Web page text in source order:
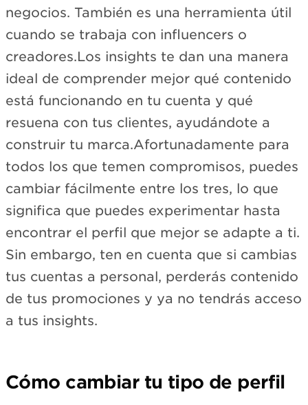
negocios. También es una herramienta útil
cuando se trabaja con influencers o
creadores.Los insights te dan una manera
ideal de comprender mejor qué contenido
está funcionando en tu cuenta y qué
resuena con tus clientes, ayudándote a
construir tu marca.Afortunadamente para
todos los que temen compromisos, puedes
cambiar fácilmente entre los tres, lo que
significa que puedes experimentar hasta
encontrar el perfil que mejor se adapte a ti.
Sin embargo, ten en cuenta que si cambias
tus cuentas a personal, perderás contenido
de tus promociones y ya no tendrás acceso
a tus insights.
Cómo cambiar tu tipo de perfil